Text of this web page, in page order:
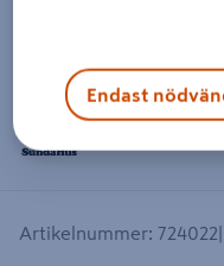
Dra
Artikelnummer: 724022
Endast